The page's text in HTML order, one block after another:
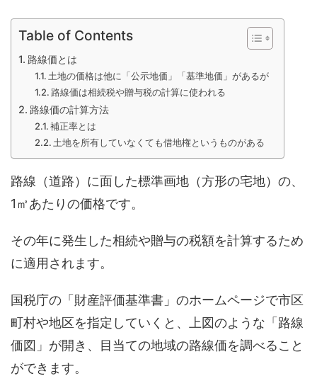
Table of Contents
路線価とは
土地の価格は他に「公示地価」「基準地価」があるが
路線価は相続税や贈与税の計算に使われる
路線価の計算方法
補正率とは
土地を所有していなくても借地権というものがある
路線（道路）に面した標準画地（方形の宅地）の、
1㎡あたりの価格です。
その年に発生した相続や贈与の税額を計算するため
に適用されます。
国税庁の「財産評価基準書」のホームページで市区
町村や地区を指定していくと、上図のような「路線
価図」が開き、目当ての地域の路線価を調べること
ができます。